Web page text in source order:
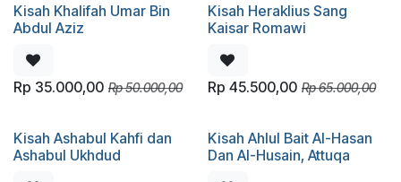
Kisah Khalifah Umar Bin
Abdul Aziz
Rp 35.000,00 Rp50.000,00
Kisah Heraklius Sang
Kaisar Romawi
Rp 45.500,00 Rp65.000,00
Kisah Ashabul Kahfi dan
Ashabul Ukhdud
Kisah Ahlul Bait Al-Hasan
Dan Al-Husain, Attuqa